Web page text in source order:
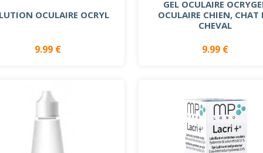
OCULAIRE OCRYL
9.99 €
GEL OCULAIRE
OCULAIRE CHIEN, CHAT
CHEVAL
9.99 €